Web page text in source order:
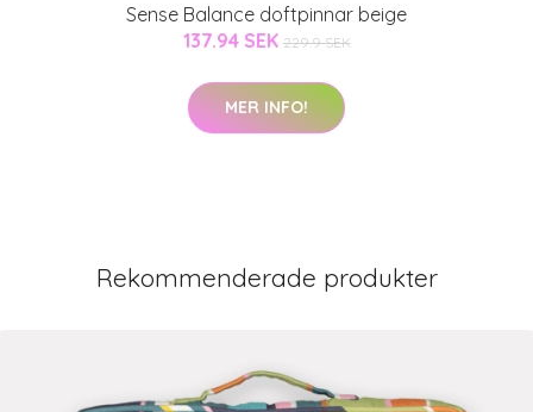
Sense Balance doftpinnar beige
137.94 SEK 229.9 SEK
MER INFO!
Rekommenderade produkter